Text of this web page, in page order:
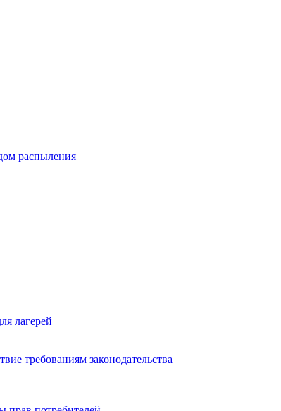
распыления
лагерей
требованиям законодательства